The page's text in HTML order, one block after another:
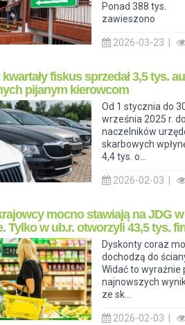
Ponad 388 tys.
zawieszono
2026-03-23 |
fiskus sprzedał 3,5 tys.
pijanym kierowcom
Od 1 stycznia do
września 2025 r. do
naczelników
skarbowych
4,4 tys. o...
2026-02-03 |
mocno stawiają na JDG w
Tylko w ub.r. otworzyli 43,5 tys.
Dyskonty coraz
dochodzą do
Widać to wyraźnie
najnowszych
ze sk...
2026-02-03 |